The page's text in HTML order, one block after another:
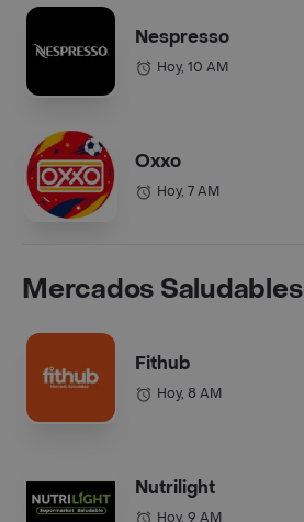
Nespresso
Hoy, 10 AM
Oxxo
Hoy, 7 AM
Mercados Saludables
Fithub
Hoy, 8 AM
Nutrilight
Hoy, 9 AM